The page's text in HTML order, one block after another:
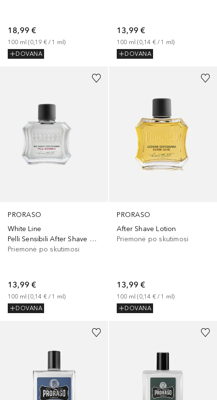
18,99 €
100 ml (0,19 € / 1 ml)
DOVANA
13,99 €
100 ml (0,14 € / 1 ml)
DOVANA
PRORASO
White Line
Pelli Sensibili After Shave Balm
Priemonė po skutimosi
13,99 €
100 ml (0,14 € / 1 ml)
DOVANA
PRORASO
After Shave Lotion
Priemonė po skutimosi
13,99 €
100 ml (0,14 € / 1 ml)
DOVANA